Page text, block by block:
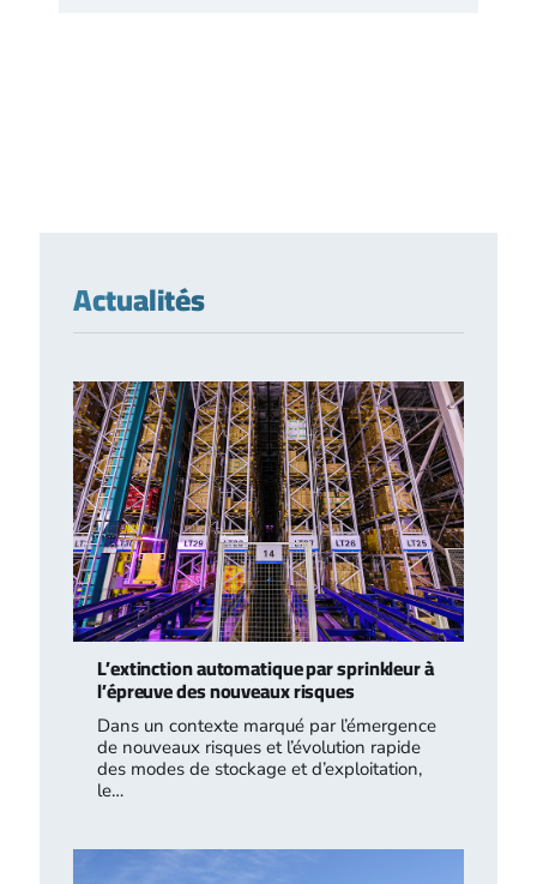
Actualités
L’extinction automatique par sprinkleur à
l’épreuve des nouveaux risques
Dans un contexte marqué par l’émergence
de nouveaux risques et l’évolution rapide
des modes de stockage et d’exploitation,
le…